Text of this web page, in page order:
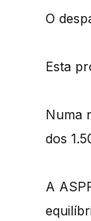
O
Esta
Numa
dos
A